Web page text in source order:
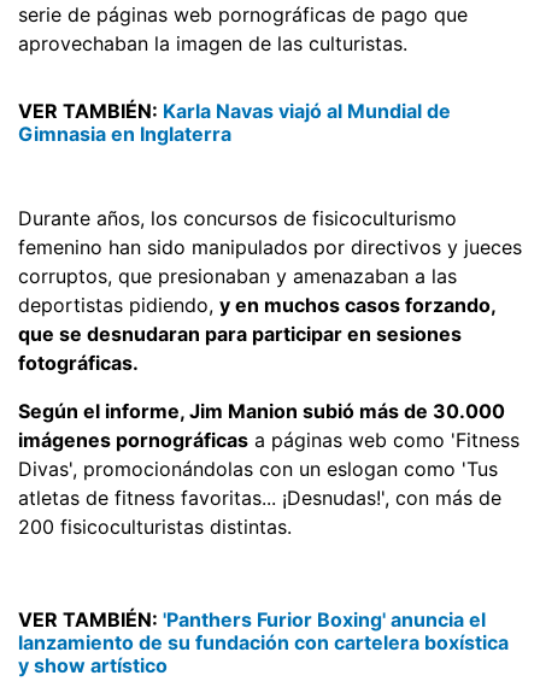
serie de páginas web pornográficas de pago que
aprovechaban la imagen de las culturistas.
VER TAMBIÉN: Karla Navas viajó al Mundial de
Gimnasia en Inglaterra
Durante años, los concursos de fisicoculturismo
femenino han sido manipulados por directivos y jueces
corruptos, que presionaban y amenazaban a las
deportistas pidiendo, y en muchos casos forzando,
que se desnudaran para participar en sesiones
fotográficas.
Según el informe, Jim Manion subió más de 30.000
imágenes pornográficas a páginas web como 'Fitness
Divas', promocionándolas con un eslogan como 'Tus
atletas de fitness favoritas... ¡Desnudas!', con más de
200 fisicoculturistas distintas.
VER TAMBIÉN: 'Panthers Furior Boxing' anuncia el
lanzamiento de su fundación con cartelera boxística
y show artístico